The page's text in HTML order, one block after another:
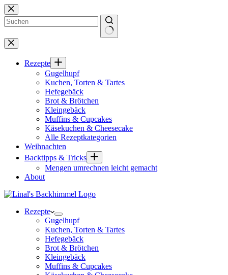
Zum
Inhalt
springen
Keine
Ergebnisse
Rezepte
Gugelhupf
Kuchen, Torten & Tartes
Hefegebäck
Brot & Brötchen
Kleingebäck
Muffins & Cupcakes
Käsekuchen & Cheesecake
Alle Rezeptkategorien
Weihnachten
Backtipps & Tricks
Mengen umrechnen leicht gemacht
About
Rezepte
Gugelhupf
Kuchen, Torten & Tartes
Hefegebäck
Brot & Brötchen
Kleingebäck
Muffins & Cupcakes